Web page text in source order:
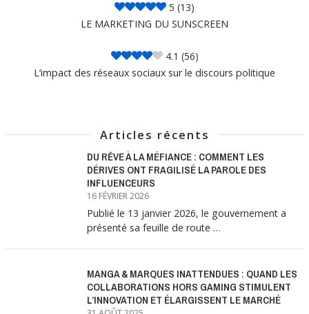
5 (13)
LE MARKETING DU SUNSCREEN
4.1 (56)
L’impact des réseaux sociaux sur le discours politique
Articles récents
DU RÊVE À LA MÉFIANCE : COMMENT LES
DÉRIVES ONT FRAGILISÉ LA PAROLE DES
INFLUENCEURS
16 FÉVRIER 2026
Publié le 13 janvier 2026, le gouvernement a
présenté sa feuille de route …
MANGA & MARQUES INATTENDUES : QUAND LES
COLLABORATIONS HORS GAMING STIMULENT
L’INNOVATION ET ÉLARGISSENT LE MARCHÉ